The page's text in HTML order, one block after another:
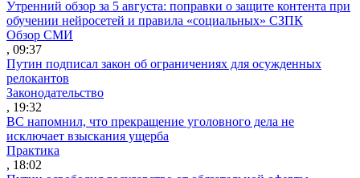
Утренний обзор за 5 августа: поправки о защите контента при
обучении нейросетей и правила «социальных» СЗПК
Обзор СМИ
, 09:37
Путин подписал закон об ограничениях для осужденных
релокантов
Законодательство
, 19:32
ВС напомнил, что прекращение уголовного дела не
исключает взыскания ущерба
Практика
, 18:02